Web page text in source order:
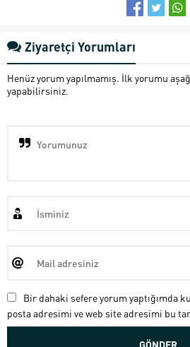
Ziyaretçi Yorumları
Henüz yorum yapılmamış. İlk yorumu
yapabilirsiniz.
Bir dahaki sefere yorum yaptığımda
posta adresimi ve web site adresimi bu